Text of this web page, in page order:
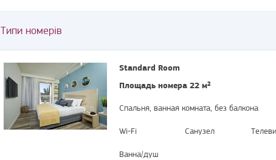
Типи номерів
Standard Room
Площадь номера 22 м²
Спальня, ванная комната, без балкона
Wi-Fi Санузел
Ванна/душ